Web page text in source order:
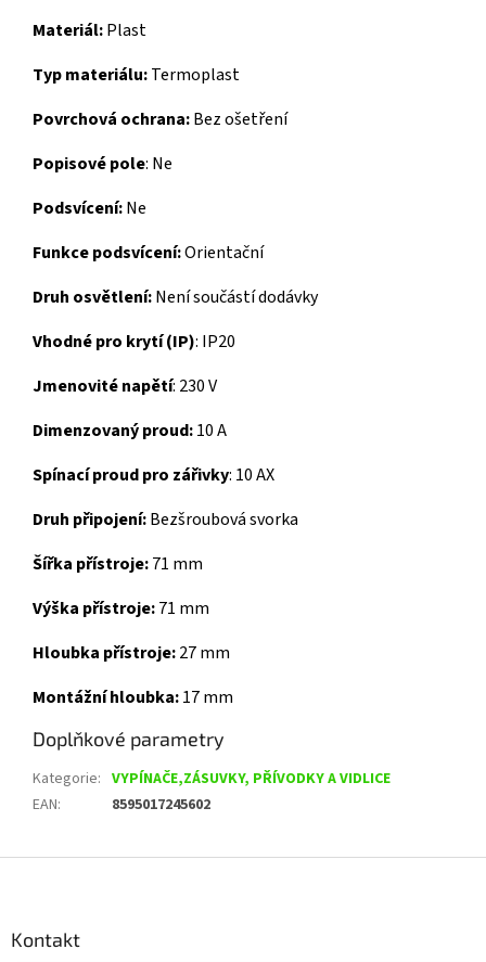
Materiál:Plast
Typ materiálu:Termoplast
Povrchová ochrana:Bez ošetření
Popisové pole: Ne
Podsvícení:Ne
Funkce podsvícení:Orientační
Druh osvětlení:Není součástí dodávky
Vhodné pro krytí (IP): IP20
Jmenovité napětí: 230 V
Dimenzovaný proud:10 A
Spínací proud pro zářivky: 10 AX
Druh připojení:Bezšroubová svorka
Šířka přístroje:71 mm
Výška přístroje:71 mm
Hloubka přístroje:27 mm
Montážní hloubka:17 mm
Doplňkové parametry
Kategorie: VYPÍNAČE,ZÁSUVKY, PŘÍVODKY A VIDLICE
EAN: 8595017245602
Kontakt